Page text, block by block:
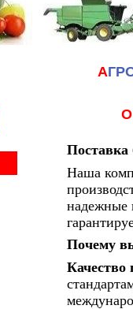
А
Поставка
Наша
надежные
Почему
Качество